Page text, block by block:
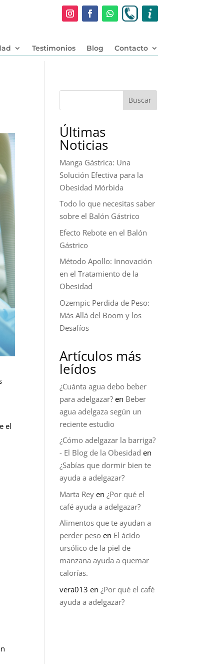
Testimonios Blog Contacto
el
Buscar
Últimas
Noticias
Manga Gástrica: Una
Solución Efectiva para la
Obesidad Mórbida
Todo lo que necesitas saber
sobre el Balón Gástrico
Efecto Rebote en el Balón
Gástrico
Método Apollo: Innovación
en el Tratamiento de la
Obesidad
Ozempic Perdida de Peso:
Más Allá del Boom y los
Desafíos
Artículos más
leídos
¿Cuánta agua debo beber
para adelgazar? en Beber
agua adelgaza según un
reciente estudio
¿Cómo adelgazar la barriga?
- El Blog de la Obesidad en
¿Sabías que dormir bien te
ayuda a adelgazar?
Marta Rey en ¿Por qué el
café ayuda a adelgazar?
Alimentos que te ayudan a
perder peso en El ácido
ursólico de la piel de
manzana ayuda a quemar
calorías.
vera013 en ¿Por qué el café
ayuda a adelgazar?